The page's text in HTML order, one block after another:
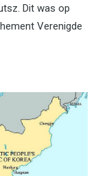
Dit was op
Verenigde